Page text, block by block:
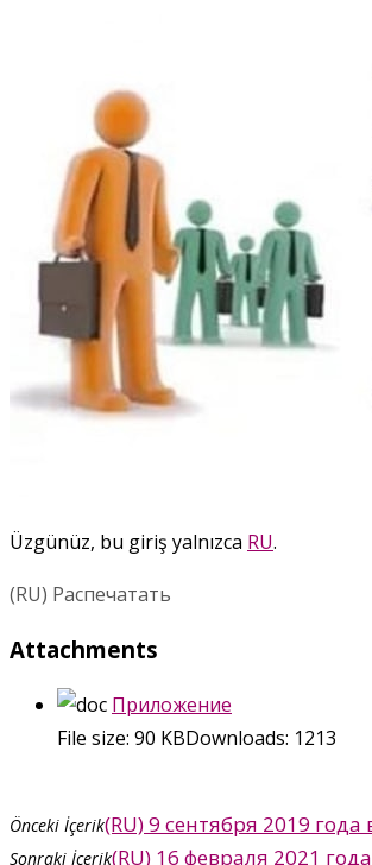
Üzgünüz, bu giriş yalnızca RU.
(RU) Распечатать
Attachments
Приложение
File size: 90 KBDownloads: 1213
Önceki İçerik(RU) 9 сентября 2019
Sonraki İçerik(RU) 16 февраля 2021